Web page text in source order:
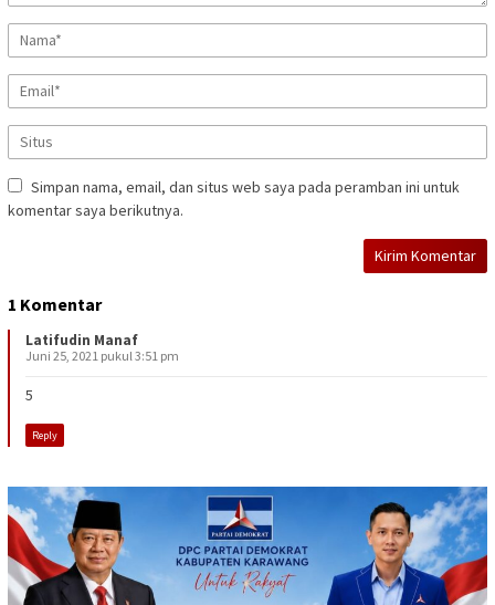
Simpan nama, email, dan situs web saya pada peramban ini untuk
komentar saya berikutnya.
1 Komentar
Latifudin Manaf
Juni 25, 2021 pukul 3:51 pm
5
Reply